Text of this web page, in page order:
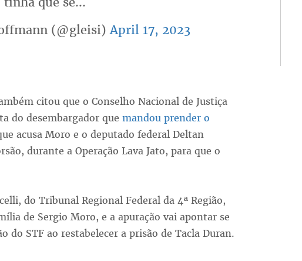
(@gleisi)April 17, 2023
citou que o Conselho Nacional de Justiça
do desembargador que mandou prender o
acusa Moro e o deputado federal Deltan
durante a Operação Lava Jato, para que o
do Tribunal Regional Federal da 4ª Região,
de Sergio Moro, e a apuração vai apontar se
do STF ao restabelecer a prisão de Tacla Duran.